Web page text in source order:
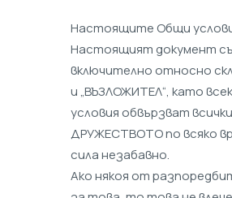
Настоящите Общи
Настоящият документ
включително относно
и „ВЪЗЛОЖИТЕЛ“, като
условия обвързват
ДРУЖЕСТВОТО по всяко
сила незабавно.
Ако някоя от